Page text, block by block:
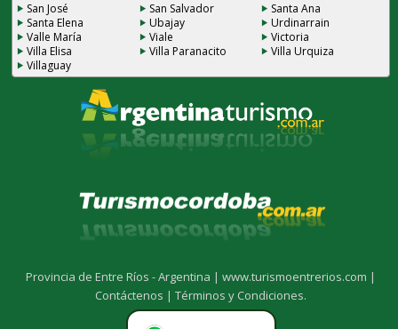
San José
San Salvador
Santa Ana
Santa Elena
Ubajay
Urdinarrain
Valle María
Viale
Victoria
Villa Elisa
Villa Paranacito
Villa Urquiza
Villaguay
Provincia de Entre Ríos - Argentina |www.turismoentrerios.com |
Contáctenos |Términos y Condiciones.